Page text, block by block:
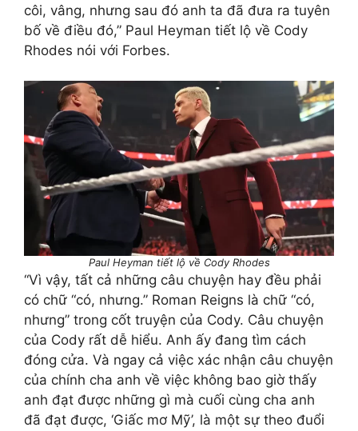
côi, vâng, nhưng sau đó anh ta đã đưa ra tuyên
bố về điều đó,” Paul Heyman tiết lộ về Cody
Rhodes nói với Forbes.
Paul Heyman tiết lộ về Cody Rhodes
“Vì vậy, tất cả những câu chuyện hay đều phải
có chữ “có, nhưng.” Roman Reigns là chữ “có,
nhưng” trong cốt truyện của Cody. Câu chuyện
của Cody rất dễ hiểu. Anh ấy đang tìm cách
đóng cửa. Và ngay cả việc xác nhận câu chuyện
của chính cha anh về việc không bao giờ thấy
anh đạt được những gì mà cuối cùng cha anh
đã đạt được, ‘Giấc mơ Mỹ’, là một sự theo đuổi